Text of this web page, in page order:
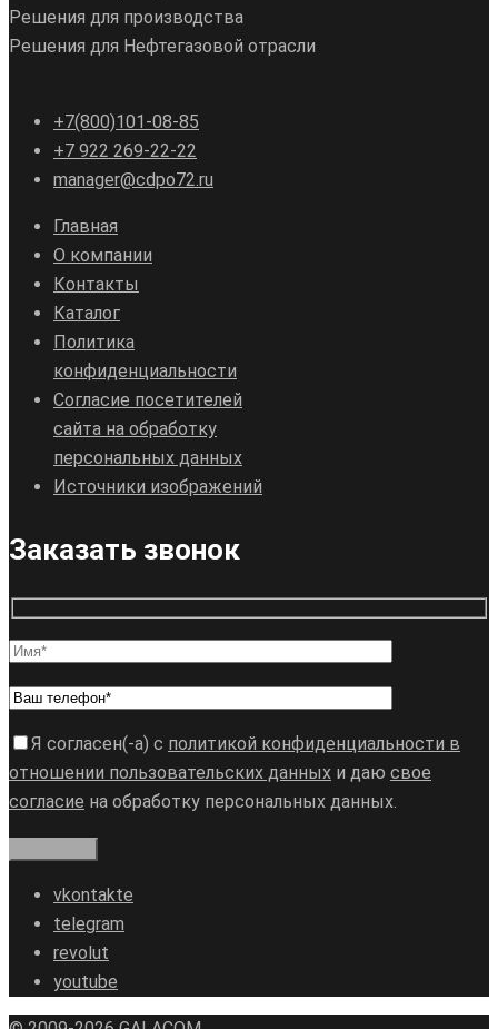
Решения для производства
Решения для Нефтегазовой отрасли
+7(800)101-08-85
+7 922 269-22-22
manager@cdpo72.ru
Главная
О компании
Контакты
Каталог
Политика
конфиденциальности
Согласие посетителей
сайта на обработку
персональных данных
Источники изображений
Заказать звонок
Я согласен(-а) с политикой конфиденциальности в
отношении пользовательских данных и даю свое
согласие на обработку персональных данных.
vkontakte
telegram
revolut
youtube